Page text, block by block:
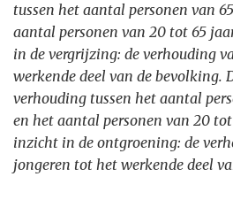
tussen het aantal personen van
aantal personen van 20 tot 65
in de vergrijzing: de verhouding
werkende deel van de bevolking.
verhouding tussen het aantal
en het aantal personen van 20
inzicht in de ontgroening: de
jongeren tot het werkende deel